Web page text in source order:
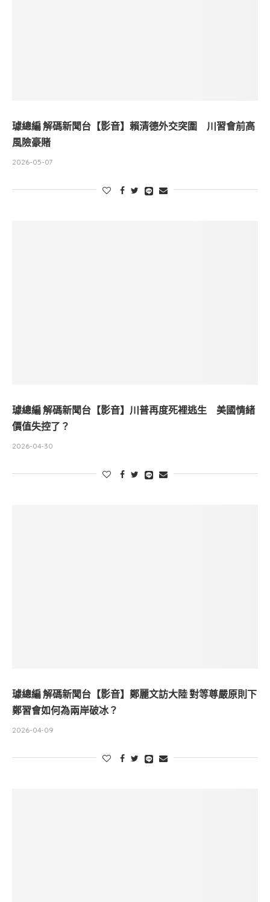
璩總編 解碼新聞台【影音】賴清德外交突圍 川習會前高
風險豪賭
2026-05-07
璩總編 解碼新聞台【影音】川普再度死裡逃生 美國情緒
價值失控了？
2026-04-30
璩總編 解碼新聞台【影音】鄭麗文訪大陸 對等尊嚴原則下
鄭習會如何為兩岸破冰？
2026-04-09